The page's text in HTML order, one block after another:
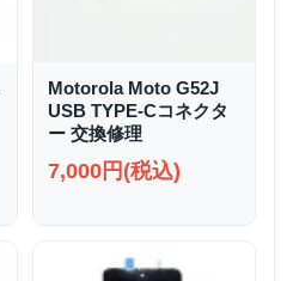
Motorola Moto G52J
USB TYPE-Cコネクタ
ー 交換修理
7,000円(税込)